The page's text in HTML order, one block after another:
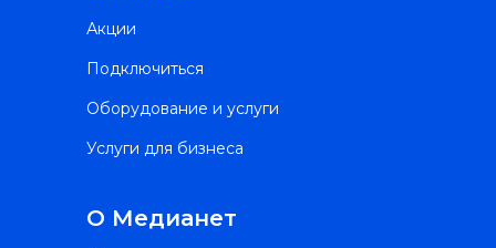
О Медианет
Услуги для бизнеса
Оборудование и услуги
Подключиться
Акции